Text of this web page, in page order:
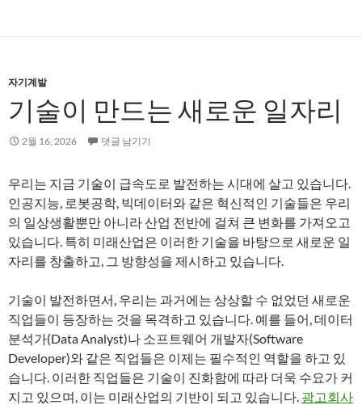
자기계발
기술이 만드는 새로운 일자리
2월 16, 2026 댓글 남기기
우리는 지금 기술이 급속도로 발전하는 시대에 살고 있습니다.
인공지능, 로봇공학, 빅데이터와 같은 혁신적인 기술들은 우리
의 일상생활뿐만 아니라 산업 전반에 걸쳐 큰 변화를 가져오고
있습니다. 특히 미래산업은 이러한 기술을 바탕으로 새로운 일
자리를 창출하고, 그 방향성을 제시하고 있습니다.
기술이 발전하면서, 우리는 과거에는 상상할 수 없었던 새로운
직업들이 등장하는 것을 목격하고 있습니다. 예를 들어, 데이터
분석가(Data Analyst)나 소프트웨어 개발자(Software
Developer)와 같은 직업들은 이제는 필수적인 역할을 하고 있
습니다. 이러한 직업들은 기술이 진화함에 따라 더욱 수요가 커
지고 있으며, 이는 미래산업의 기반이 되고 있습니다. 광고회사